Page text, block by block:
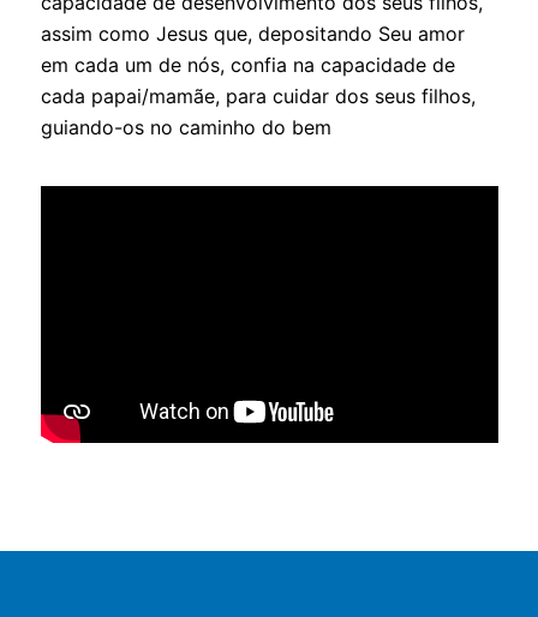
assim como Jesus que, depositando Seu amor
em cada um de nós, confia na capacidade de
cada papai/mamãe, para cuidar dos seus filhos,
guiando-os no caminho do bem